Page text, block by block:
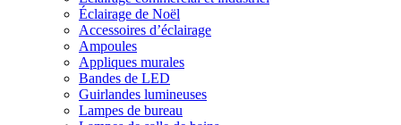
Éclairage de Noël
Accessoires d’éclairage
Ampoules
Appliques murales
Bandes de LED
Guirlandes lumineuses
Lampes de bureau